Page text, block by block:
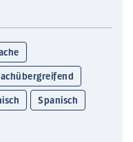
Spanisch